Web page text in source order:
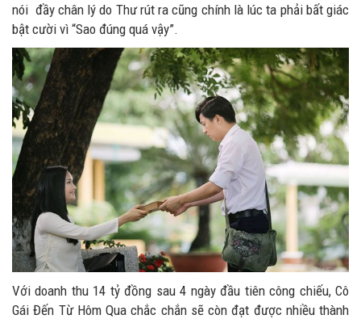
nói đầy chân lý do Thư rút ra cũng chính là lúc ta phải bất giác
bật cười vì “Sao đúng quá vậy”.
Với doanh thu 14 tỷ đồng sau 4 ngày đầu tiên công chiếu, Cô
Gái Đến Từ Hôm Qua chắc chắn sẽ còn đạt được nhiều thành